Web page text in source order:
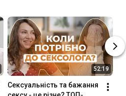
52:19
Сексуальність та бажання